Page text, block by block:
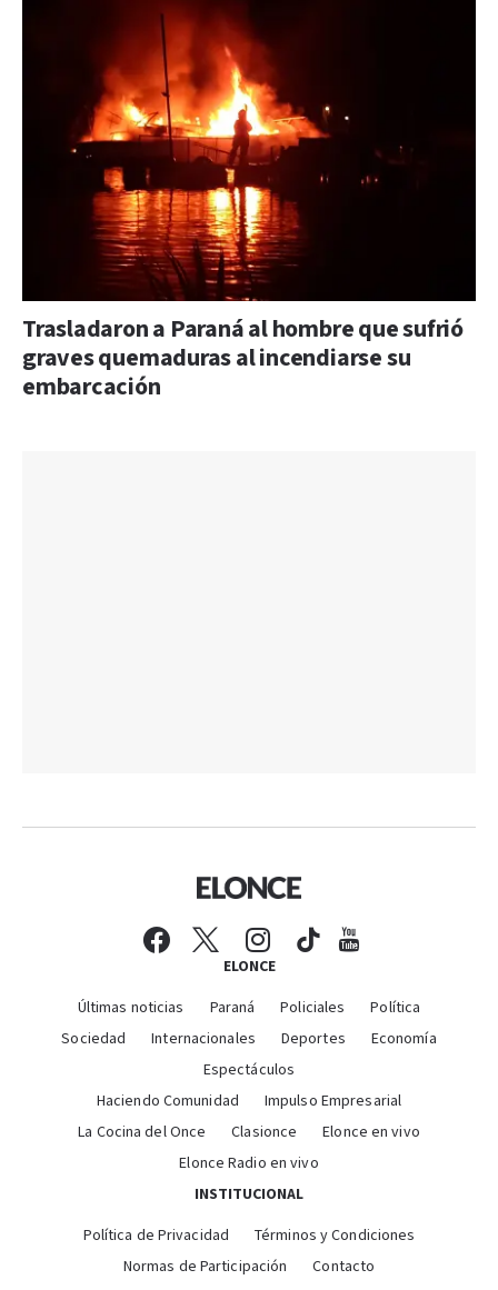
Trasladaron a Paraná al hombre que sufrió
graves quemaduras al incendiarse su
embarcación
ELONCE
Últimas noticias Paraná Policiales
Política
Sociedad
Internacionales Deportes
Economía
Espectáculos
Haciendo Comunidad
Impulso Empresarial
La Cocina del Once
Clasionce
Elonce en vivo
Elonce Radio en vivo
INSTITUCIONAL
Política de Privacidad
Términos y Condiciones
Normas de Participación
Contacto